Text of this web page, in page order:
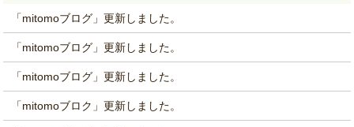
「mitomoブログ」更新しました。
「mitomoブログ」更新しました。
「mitomoブログ」更新しました。
「mitomoブロク」更新しました。